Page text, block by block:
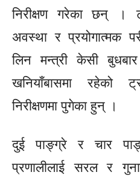
निरीक्षण गरेका छन् ।
अवस्था र प्रयोगात्मक
लिन मन्त्री केसी
खनियाँबासमा रहेको
निरीक्षणमा पुगेका हुन् ।
दुई पाङ्ग्रे र चार
प्रणालीलाई सरल र